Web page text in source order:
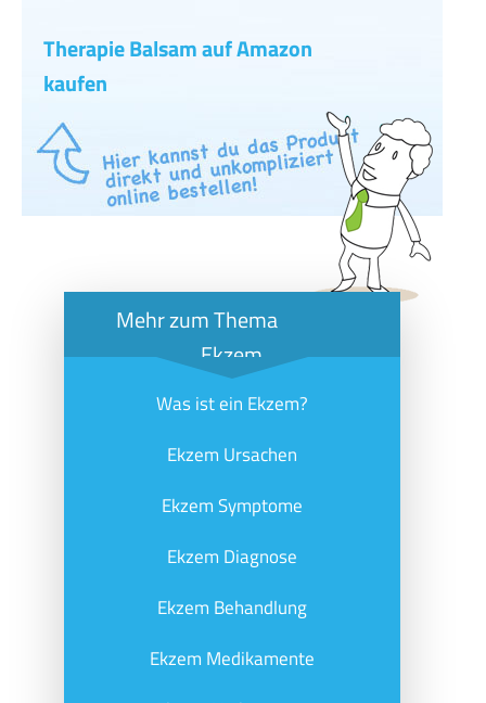
Therapie Balsam auf Amazon
kaufen
Mehr zum Thema
Ekzem
Was ist ein Ekzem?
Ekzem Ursachen
Ekzem Symptome
Ekzem Diagnose
Ekzem Behandlung
Ekzem Medikamente